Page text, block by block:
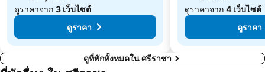
ดูราคาจาก 3 เว็บไซต์
ดูราคา
ดูราคาจาก 4 เว็บไซต์
ดูราคา
ดูที่พักทั้งหมดใน ศรีราชา